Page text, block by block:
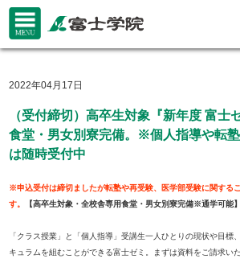
2022年04月17日
（受付締切）高卒生対象『新年度 富士
食堂・男女別寮完備。※個人指導や転
は随時受付中
※申込受付は締切ましたが転塾や再受験、医学部受験に関する
す。
【高卒生対象・全校舎専用食堂・男女別寮完備※通学可能】
「クラス授業」と「個人指導」受講生一人ひとりの現状や目標
キュラムを組むことができる富士ゼミ。まずは資料をご請求い